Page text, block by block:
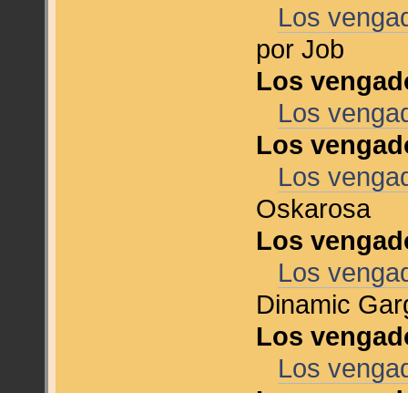
Los
por Job
Los
Los
Los
Los
Oskarosa
Los
Los
Dinamic
Los
Los